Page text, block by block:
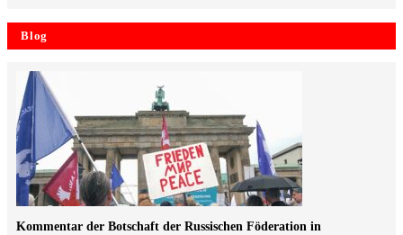
Blog
Kommentar der Botschaft der Russischen Föderation in